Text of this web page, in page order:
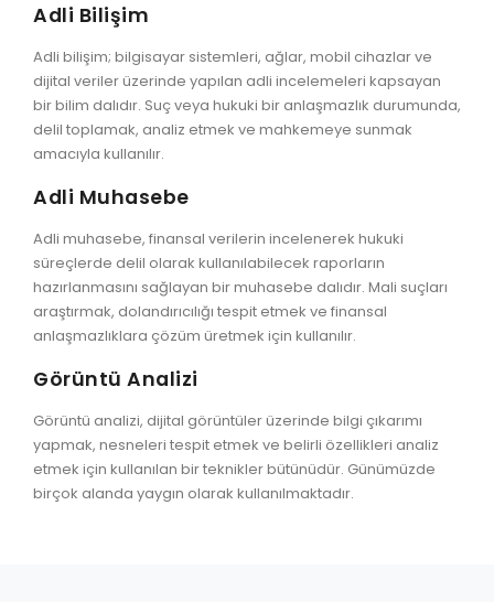
Adli Bilişim
Adli bilişim; bilgisayar sistemleri, ağlar, mobil cihazlar ve
dijital veriler üzerinde yapılan adli incelemeleri kapsayan
bir bilim dalıdır. Suç veya hukuki bir anlaşmazlık durumunda,
delil toplamak, analiz etmek ve mahkemeye sunmak
amacıyla kullanılır.
Adli Muhasebe
Adli muhasebe, finansal verilerin incelenerek hukuki
süreçlerde delil olarak kullanılabilecek raporların
hazırlanmasını sağlayan bir muhasebe dalıdır. Mali suçları
araştırmak, dolandırıcılığı tespit etmek ve finansal
anlaşmazlıklara çözüm üretmek için kullanılır.
Görüntü Analizi
Görüntü analizi, dijital görüntüler üzerinde bilgi çıkarımı
yapmak, nesneleri tespit etmek ve belirli özellikleri analiz
etmek için kullanılan bir teknikler bütünüdür. Günümüzde
birçok alanda yaygın olarak kullanılmaktadır.